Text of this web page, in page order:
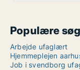
Populære
Arbejde ufaglært
Hjemmeplejen
Job i svendborg